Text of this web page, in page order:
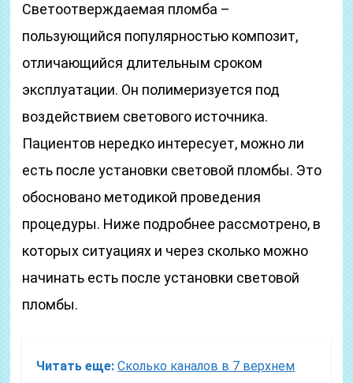
Светоотверждаемая пломба –
пользующийся популярностью композит,
отличающийся длительным сроком
эксплуатации. Он полимеризуется под
воздействием светового источника.
Пациентов нередко интересует, можно ли
есть после установки световой пломбы. Это
обосновано методикой проведения
процедуры. Ниже подробнее рассмотрено, в
которых ситуациях и через сколько можно
начинать есть после установки световой
пломбы.
Читать еще: Сколько каналов в 7 верхнем